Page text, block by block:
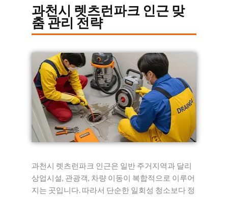
과천시 렛츠런파크 인근 맞
춤 관리 전략
과천시 렛츠런파크 인근은 일반 주거지역과 달리
상업시설, 관광객, 차량 이동이 복합적으로 이루어
지는 곳입니다. 따라서 단순한 일회성 청소보다 정